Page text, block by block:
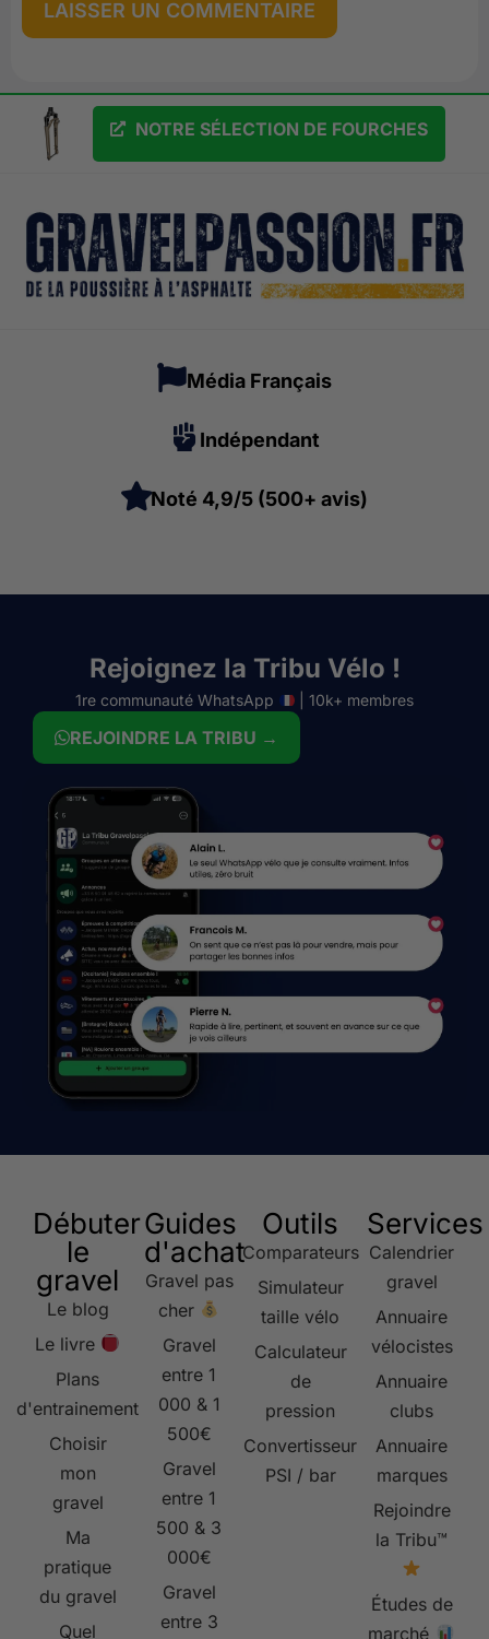
NOTRE SÉLECTION DE FOURCHES
Média Français
Indépendant
Noté 4,9/5 (500+ avis)
Rejoignez la Tribu Vélo !
1re communauté WhatsApp | 10k+ membres
REJOINDRE LA TRIBU →
Débuter
le
gravel
Le blog
Le livre
Plans
d'entrainement
Choisir
mon
gravel
Ma
pratique
du gravel
Quel
Guides
d'achat
Gravel pas
cher
Gravel
entre 1
000 & 1
500€
Gravel
entre 1
500 & 3
000€
Gravel
entre 3
Outils
Comparateurs
Simulateur
taille vélo
Calculateur
de
pression
Convertisseur
PSI / bar
Services
Calendrier
gravel
Annuaire
vélocistes
Annuaire
clubs
Annuaire
marques
Rejoindre
la Tribu™
Études de
marché